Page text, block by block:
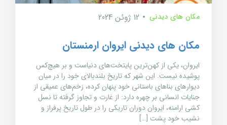
مکان های دیدنی 12 ژوئن 2024
مکان های دیدنی ایروان ارمنستان
ایروان، یکی از کهن‌ترین پایتخت‌های دنیاست و بر هیچ‌کس
پوشیده نیست. این شهر که تاریخ بلندبالای خود را در میان
دیوارهای بناهای باستانی خود پنهان کرده، زخم‌های عمیقی از
جنایات انسانی بر چهره دارد: از غارت و تجاوز گرفته تا نسل
کشی ارامنه، ایروان دوران تاریکی را در طول تاریخ پرفراز و
نشیب خود پشت […]